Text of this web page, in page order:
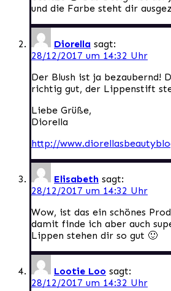
und die Farbe steht dir
Diorella sagt:
28/12/2017 um 14:32 Uhr
Der Blush ist ja bezaubernd!
richtig gut, der Lippenstift
Liebe Grüße,
Diorella
http://
Elisabeth sagt:
28/12/2017 um 14:32 Uhr
Wow, ist das ein schönes
damit finde ich aber auch
Lippen stehen dir so gut 🙂
Lootie Loo sagt:
28/12/2017 um 14:32 Uhr